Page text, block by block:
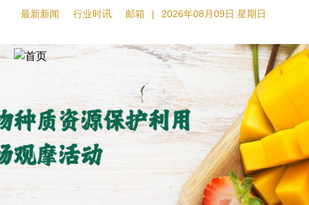
最新新闻 行业时讯 邮箱 | 2026年08月09日 星期日